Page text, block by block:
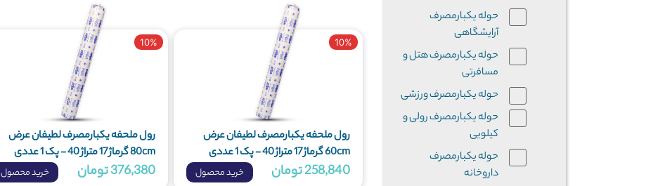
حوله یکبارمصرف
آرایشگاهی
حوله یکبارمصرف هتل و
مسافرتی
حوله یکبارمصرف ورزشی
حوله یکبارمصرف رولی و
کیلویی
حوله یکبارمصرف
داروخانه
رول ملحفه یکبارمصرف لطیفان عرض
60cm گرماژ 17 متراژ 40 - پک 1 عددی
10%
258,840 تومان خرید محصول
رول ملحفه یکبارمصرف لطیفان عرض
80cm گرماژ 17 متراژ 40 - پک 1 عددی
10%
376,380 تومان خرید محصول